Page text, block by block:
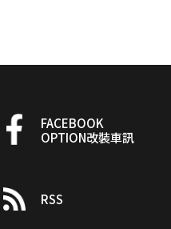
FACEBOOK
OPTION改裝車訊
RSS